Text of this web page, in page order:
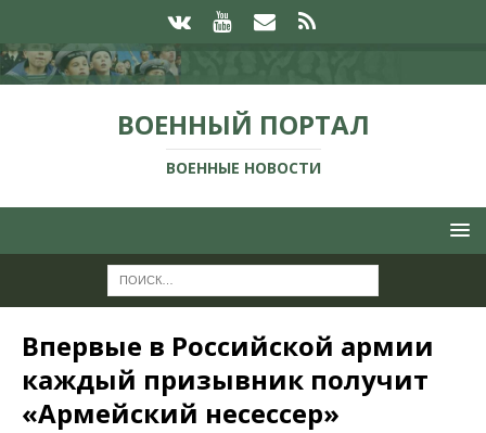
ВОЕННЫЙ ПОРТАЛ
ВОЕННЫЕ НОВОСТИ
Впервые в Российской армии
каждый призывник получит
«Армейский несессер»